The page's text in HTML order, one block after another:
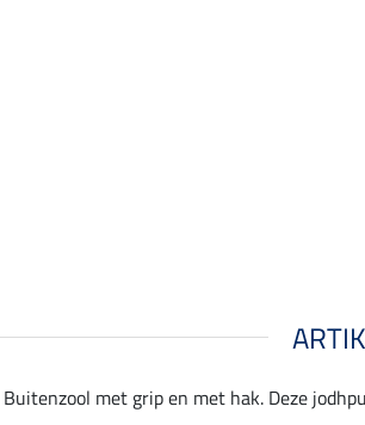
Buitenzool met grip en met hak. Deze